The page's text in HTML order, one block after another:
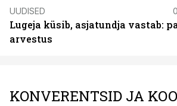
UUDISED
Lugeja küsib, asjatundja vastab:
arvestus
KONVERENTSID JA